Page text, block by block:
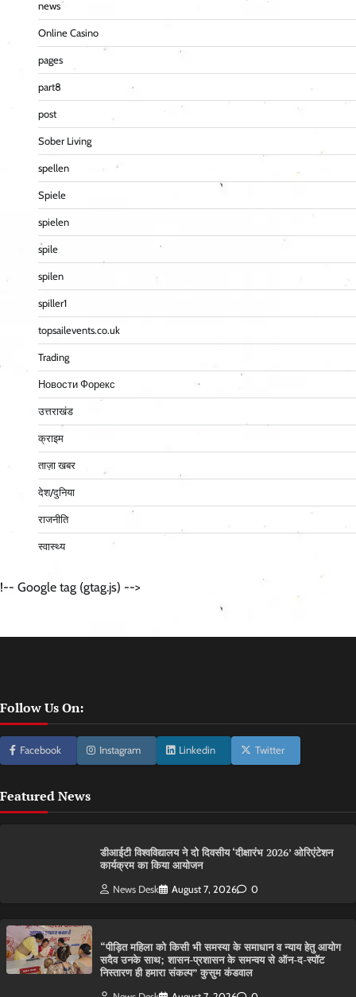
news
Online Casino
pages
part8
post
Sober Living
spellen
Spiele
spielen
spile
spilen
spiller1
topsailevents.co.uk
Trading
Новости Форекс
उत्तराखंड
क्राइम
ताज़ा खबर
देश/दुनिया
राजनीति
स्वास्थ्य
!-- Google tag (gtag.js) -->
Follow Us On:
Facebook Instagram Linkedin Twitter
Featured News
डीआईटी विश्वविद्यालय ने दो दिवसीय ‘दीक्षारंभ 2026’ ओरिएंटेशन
कार्यक्रम का किया आयोजन
News Desk August 7, 2026 0
“पीड़ित महिला को किसी भी समस्या के समाधान व न्याय हेतु आयोग
सदैव उनके साथ; शासन-प्रशासन के समन्वय से ऑन-द-स्पॉट
निस्तारण ही हमारा संकल्प” कुसुम कंडवाल